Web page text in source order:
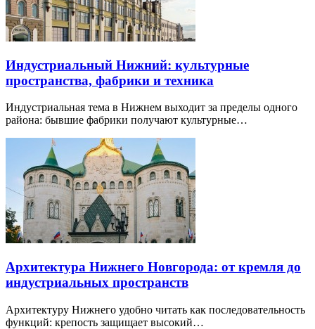
Индустриальный Нижний: культурные
пространства, фабрики и техника
Индустриальная тема в Нижнем выходит за пределы одного
района: бывшие фабрики получают культурные…
Архитектура Нижнего Новгорода: от кремля до
индустриальных пространств
Архитектуру Нижнего удобно читать как последовательность
функций: крепость защищает высокий…